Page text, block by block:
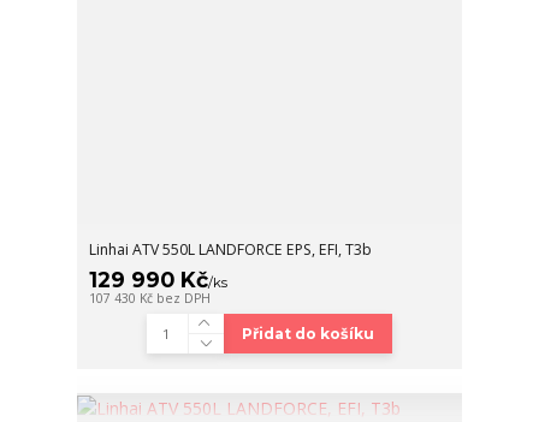
Linhai ATV 550L LANDFORCE EPS, EFI, T3b
129 990 Kč/ks
107 430 Kč bez DPH
Přidat do košíku